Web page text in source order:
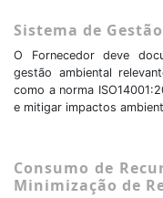
Sistema de
O Fornecedor deve
gestão ambiental
como a norma
e mitigar impactos
Consumo de
Minimização de